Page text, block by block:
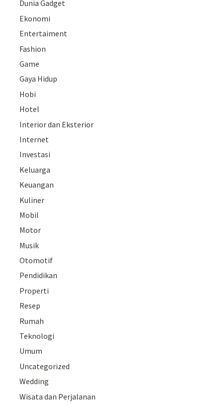
Dunia Gadget
Ekonomi
Entertaiment
Fashion
Game
Gaya Hidup
Hobi
Hotel
Interior dan Eksterior
Internet
Investasi
Keluarga
Keuangan
Kuliner
Mobil
Motor
Musik
Otomotif
Pendidikan
Properti
Resep
Rumah
Teknologi
Umum
Uncategorized
Wedding
Wisata dan Perjalanan